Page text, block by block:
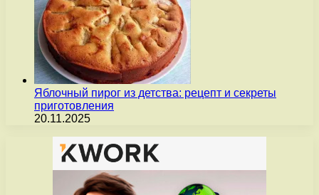
Яблочный пирог из детства: рецепт и секреты
приготовления
20.11.2025